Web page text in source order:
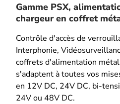
Gamme PSX,
chargeur en coffret
Contrôle d'accès de
Interphonie,
coffrets d'alimentation métal
s'adaptent à toutes vos
en 12V DC, 24V DC, bi-
24V ou 48V DC.